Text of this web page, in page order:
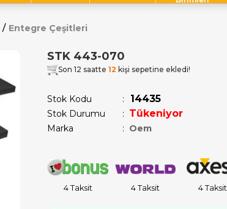
Entegre Çeşitleri
STK 443-070
Son 12 saatte 12 kişi sepetine ekledi!
Stok Kodu 14435
Stok Durumu : Tükeniyor
Marka : Oem
4 Taksit 4 Taksit 4 Taksit